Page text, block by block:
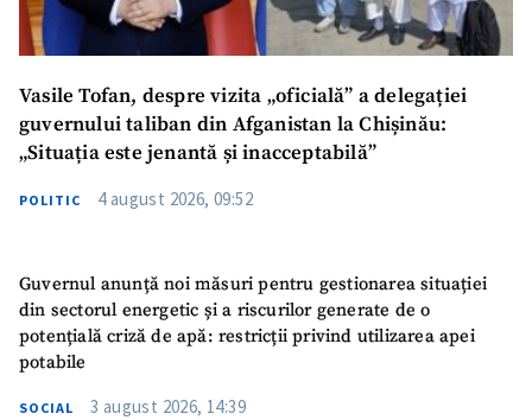
Vasile Tofan, despre vizita „oficială” a delegației
guvernului taliban din Afganistan la Chișinău:
„Situația este jenantă și inacceptabilă”
POLITIC 4 august 2026, 09:52
Guvernul anunță noi măsuri pentru gestionarea situației
din sectorul energetic și a riscurilor generate de o
potențială criză de apă: restricții privind utilizarea apei
potabile
SOCIAL 3 august 2026, 14:39